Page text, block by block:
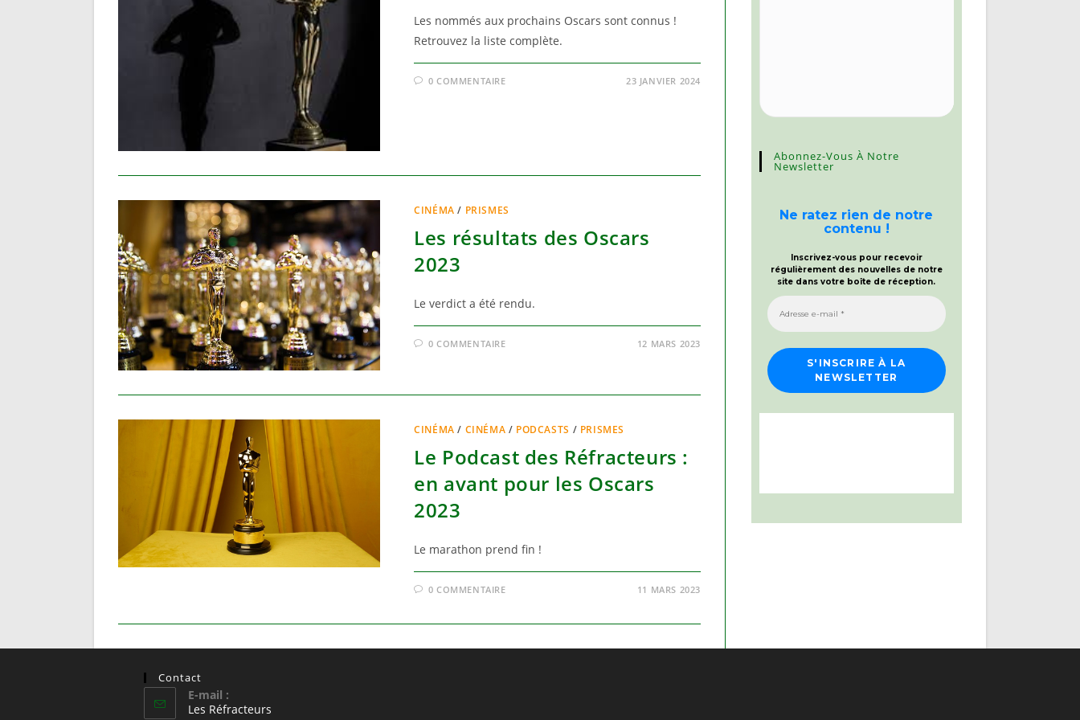
Les nommés aux prochains Oscars sont connus !
Retrouvez la liste complète.
0 COMMENTAIRE 23 JANVIER 2024
CINÉMA / PRISMES
Les résultats des Oscars
2023
Le verdict a été rendu.
0 COMMENTAIRE 12 MARS 2023
CINÉMA / CINÉMA / PODCASTS / PRISMES
Le Podcast des Réfracteurs :
en avant pour les Oscars
2023
Le marathon prend fin !
0 COMMENTAIRE 11 MARS 2023
Abonnez-Vous À Notre
Newsletter
Ne ratez rien de notre
contenu !
Inscrivez-vous pour recevoir
régulièrement des nouvelles de notre
site dans votre boîte de réception.
Contact
E-mail :
Les Réfracteurs